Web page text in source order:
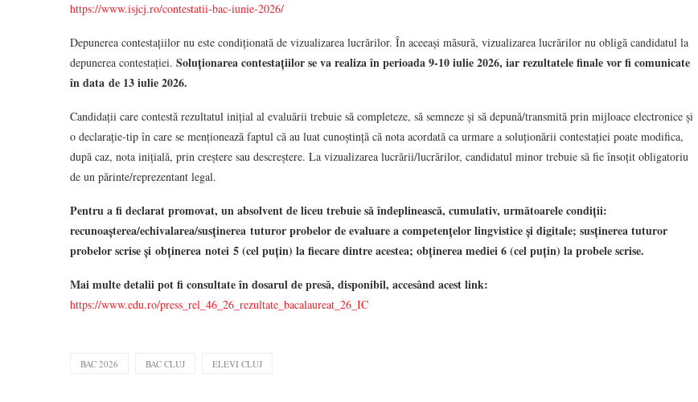
https://www.isjcj.ro/contestatii-bac-iunie-2026/
Depunerea contestațiilor nu este condiționată de vizualizarea lucrărilor. În aceeași măsură, vizualizarea lucrărilor nu obligă candidatul la
depunerea contestației. Soluționarea contestațiilor se va realiza în perioada 9-10 iulie 2026, iar rezultatele finale vor fi comunicate
în data de 13 iulie 2026.
Candidații care contestă rezultatul inițial al evaluării trebuie să completeze, să semneze și să depună/transmită prin mijloace electronice și
o declarație-tip în care se menționează faptul că au luat cunoștință că nota acordată ca urmare a soluționării contestației poate modifica,
după caz, nota inițială, prin creștere sau descreștere. La vizualizarea lucrării/lucrărilor, candidatul minor trebuie să fie însoțit obligatoriu
de un părinte/reprezentant legal.
Pentru a fi declarat promovat, un absolvent de liceu trebuie să îndeplinească, cumulativ, următoarele condiții:
recunoașterea/echivalarea/susținerea tuturor probelor de evaluare a competențelor lingvistice și digitale; susținerea tuturor
probelor scrise și obținerea notei 5 (cel puțin) la fiecare dintre acestea; obținerea mediei 6 (cel puțin) la probele scrise.
Mai multe detalii pot fi consultate în dosarul de presă, disponibil, accesând acest link:
https://www.edu.ro/press_rel_46_26_rezultate_bacalaureat_26_IC
BAC 2026 BAC CLUJ ELEVI CLUJ